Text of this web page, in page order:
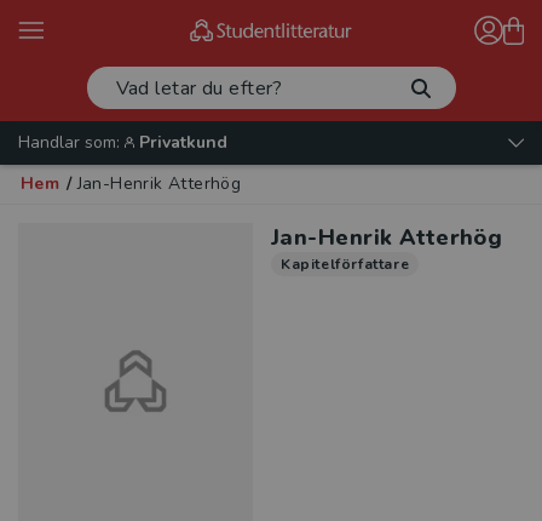
Handlar som:
Privatkund
Hem / Jan-Henrik Atterhög
Jan-Henrik Atterhög
Kapitelförfattare